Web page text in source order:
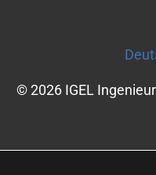
© 2026 IGEL